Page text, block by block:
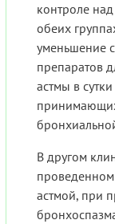
контроле
обеих
уменьшение
препаратов
астмы в
В другом
астмой, при